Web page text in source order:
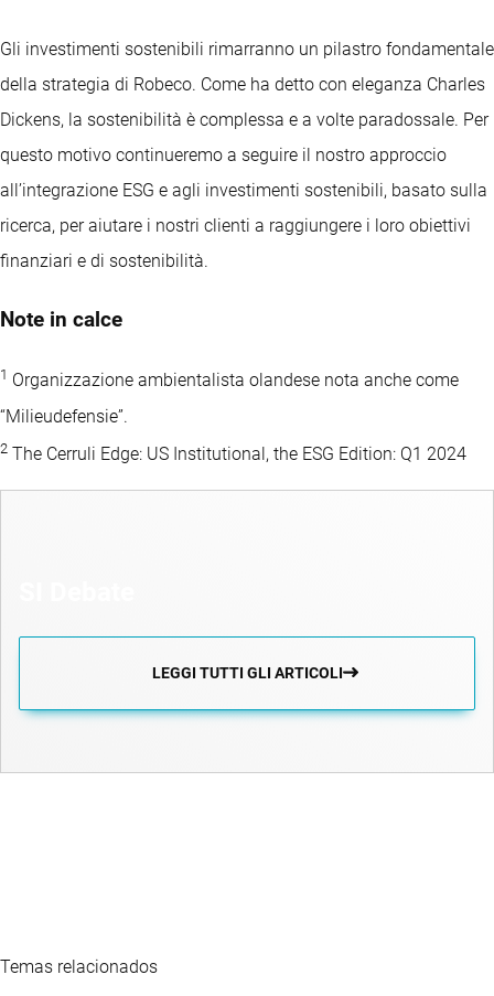
Gli investimenti sostenibili rimarranno un pilastro fondamentale
della strategia di Robeco. Come ha detto con eleganza Charles
Dickens, la sostenibilità è complessa e a volte paradossale. Per
questo motivo continueremo a seguire il nostro approccio
all’integrazione ESG e agli investimenti sostenibili, basato sulla
ricerca, per aiutare i nostri clienti a raggiungere i loro obiettivi
finanziari e di sostenibilità.
Note in calce
1 Organizzazione ambientalista olandese nota anche come
“Milieudefensie”.
2 The Cerruli Edge: US Institutional, the ESG Edition: Q1 2024
LEGGI TUTTI GLI ARTICOLI
Temas relacionados